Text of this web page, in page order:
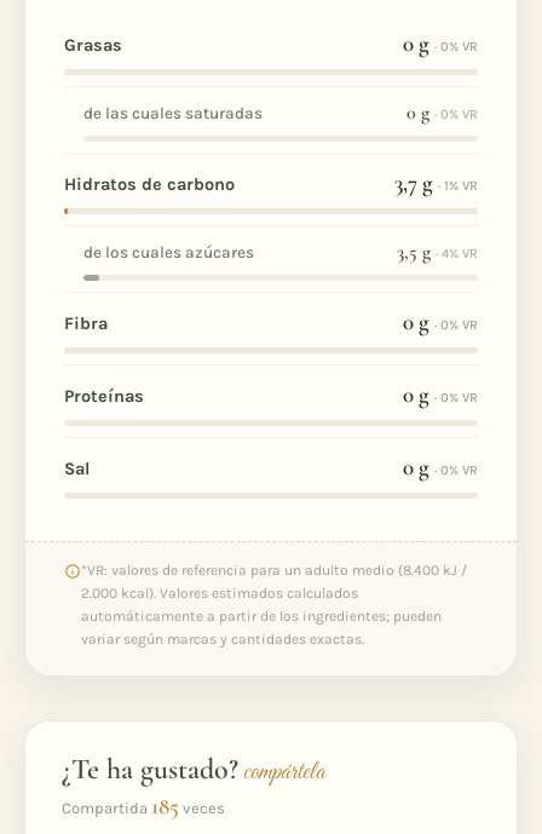
Grasas 0 g · 0% VR
de las cuales saturadas 0 g · 0% VR
Hidratos de carbono 3,7 g · 1% VR
de los cuales azúcares 3,5 g · 4% VR
Fibra 0 g · 0% VR
Proteínas 0 g · 0% VR
Sal 0 g · 0% VR
*VR: valores de referencia para un adulto medio (8.400 kJ /
2.000 kcal). Valores estimados calculados
automáticamente a partir de los ingredientes; pueden
variar según marcas y cantidades exactas.
¿Te ha gustado?compártela
Compartida 185 veces